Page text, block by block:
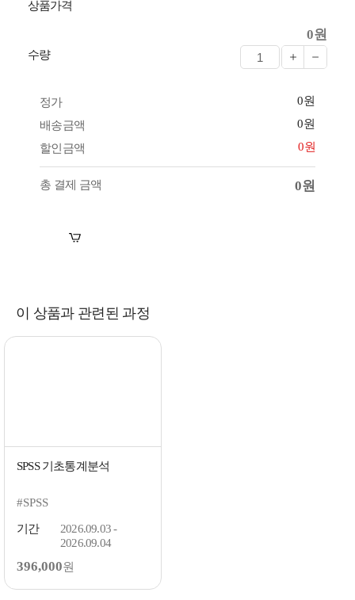
상품가격
0원
수량
정가
0원
배송금액
0원
할인금액
0원
총 결제 금액 0원
이 상품과 관련된 과정
SPSS 기초통계분석
#SPSS
기간
2026.09.03 -
2026.09.04
396,000원